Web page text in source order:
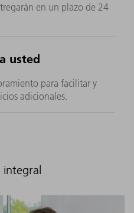
en un plazo de 24
usted
para facilitar y
adicionales.
integral